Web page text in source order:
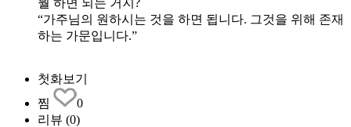
“가주님의 원하시는 것을 하면 됩니다. 그것을 위해 존재
하는 가문입니다.”
첫화보기
찜
0
리뷰 (0)